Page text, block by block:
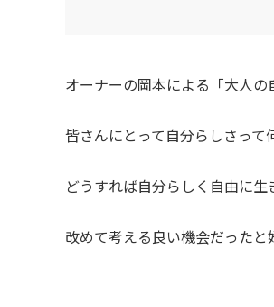
オーナーの岡本による「大人の
皆さんにとって自分らしさって
どうすれば自分らしく自由に
改めて考える良い機会だったと